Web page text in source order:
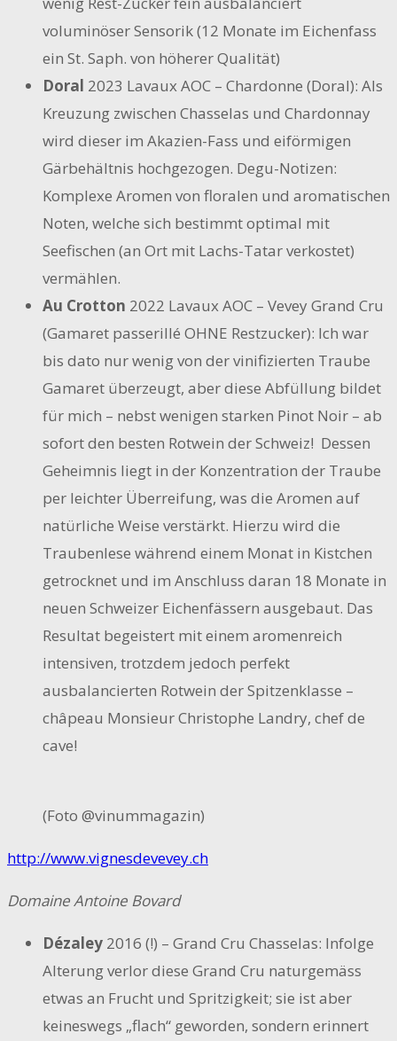
voluminöser Sensorik (12 Monate im Eichenfass
ein St. Saph. von höherer Qualität)
Doral 2023 Lavaux AOC – Chardonne (Doral): Als
Kreuzung zwischen Chasselas und Chardonnay
wird dieser im Akazien-Fass und eiförmigen
Gärbehältnis hochgezogen. Degu-Notizen:
Komplexe Aromen von floralen und aromatischen
Noten, welche sich bestimmt optimal mit
Seefischen (an Ort mit Lachs-Tatar verkostet)
vermählen.
Au Crotton 2022 Lavaux AOC – Vevey Grand Cru
(Gamaret passerillé OHNE Restzucker): Ich war
bis dato nur wenig von der vinifizierten Traube
Gamaret überzeugt, aber diese Abfüllung bildet
für mich – nebst wenigen starken Pinot Noir – ab
sofort den besten Rotwein der Schweiz! Dessen
Geheimnis liegt in der Konzentration der Traube
per leichter Überreifung, was die Aromen auf
natürliche Weise verstärkt. Hierzu wird die
Traubenlese während einem Monat in Kistchen
getrocknet und im Anschluss daran 18 Monate in
neuen Schweizer Eichenfässern ausgebaut. Das
Resultat begeistert mit einem aromenreich
intensiven, trotzdem jedoch perfekt
ausbalancierten Rotwein der Spitzenklasse –
châpeau Monsieur Christophe Landry, chef de
cave!
(Foto @vinummagazin)
http://www.vignesdevevey.ch
Domaine Antoine Bovard
Dézaley 2016 (!) – Grand Cru Chasselas: Infolge
Alterung verlor diese Grand Cru naturgemäss
etwas an Frucht und Spritzigkeit; sie ist aber
keineswegs „flach“ geworden, sondern erinnert